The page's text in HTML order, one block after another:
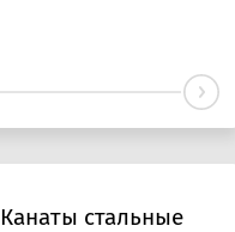
Канаты стальные